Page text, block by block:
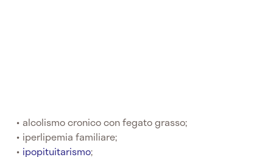
alcolismo cronico con fegato grasso;
iperlipemia familiare;
ipopituitarismo;